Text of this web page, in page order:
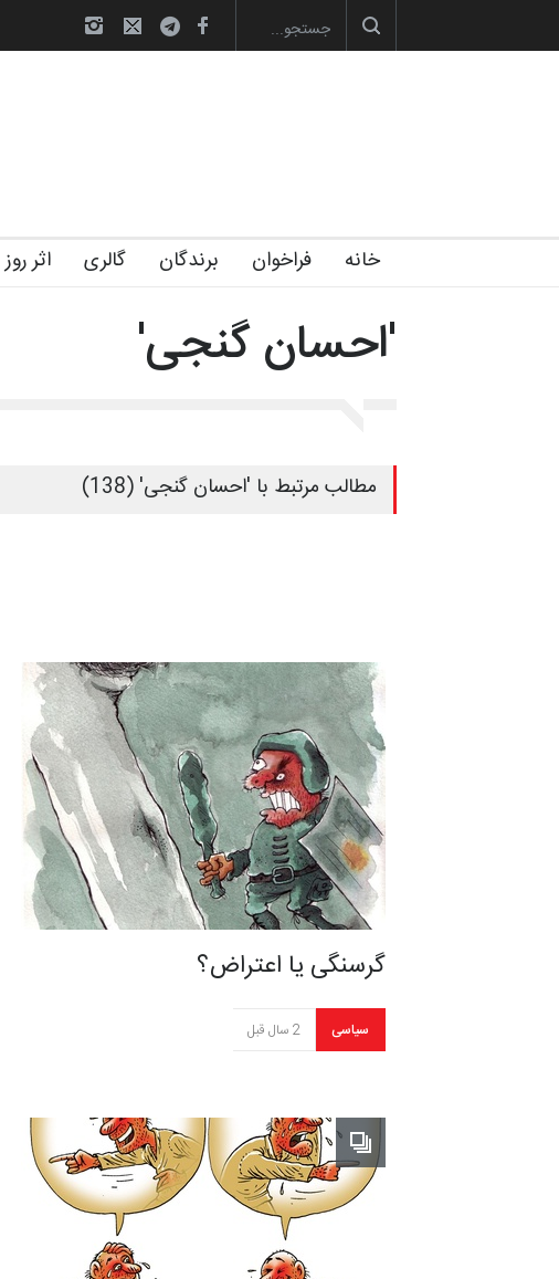
آغاز دوره‌های تخصصی فصل تابستان 1405 خانه کا… آیین اختتامیه و اهدای جوایز سوم…
خانه فراخوان برندگان گالری اثر روز
'احسان گنجی'
مطالب مرتبط با 'احسان گنجی' (138)
گرسنگی یا اعتراض؟
سیاسی 2 سال قبل